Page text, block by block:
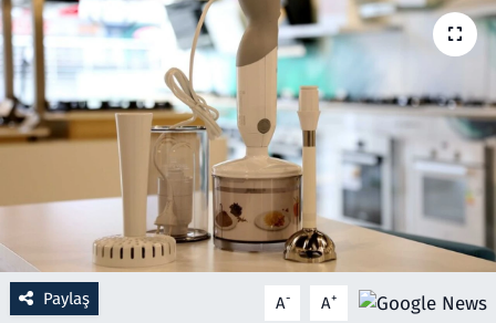
Paylaş A- A+
Ramazan
Resmi İlanlar
Rüya Tabirleri
Sağlık
Savunma Sanayi
Seçim 2023